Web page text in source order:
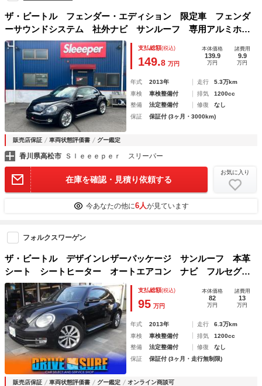
ザ・ビートル フェンダー・エディション 限定車 フェンダ
ーサウンドシステム 社外ナビ サンルーフ 専用アルミホイ
ール スピーカーイルミネーション
支払総額(税込)
149.8 万円
本体価格
139.9
万円
諸費用
9.9
万円
年式 2013年 走行
5.3万km
車検
車検整備付 排気
1200cc
整備
法定整備付 修復
なし
保証
保証付 (3ヶ月・3000km)
販売店保証 車両状態評価書 グー鑑定
香川県高松市 Ｓｌｅｅｅｐｅｒ スリーパー
在庫を確認・見積り依頼する
お気に入り
今あなたの他に6人が見ています
フォルクスワーゲン
ザ・ビートル デザインレザーパッケージ サンルーフ 本革
シート シートヒーター オートエアコン ナビ フルセグＴ
Ｖ Ｂｌｕｅｔｏｏｔｈ ＬＥＤヘッドライト １７インチア
ルミ 禁煙車
支払総額(税込)
95 万円
本体価格
82
万円
諸費用
13
万円
年式 2013年 走行
6.3万km
車検
車検整備付 排気
1200cc
整備
法定整備付 修復
なし
保証
保証付 (3ヶ月・走行無制限)
販売店保証 車両状態評価書 グー鑑定 オンライン商談可